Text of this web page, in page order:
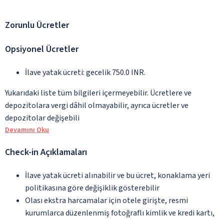
Zorunlu Ücretler
Opsiyonel Ücretler
İlave yatak ücreti: gecelik 750.0 INR.
Yukarıdaki liste tüm bilgileri içermeyebilir. Ücretlere ve
depozitolara vergi dâhil olmayabilir, ayrıca ücretler ve
depozitolar değişebili
Devamını Oku
Check-in Açıklamaları
İlave yatak ücreti alınabilir ve bu ücret, konaklama yeri
politikasına göre değişiklik gösterebilir
Olası ekstra harcamalar için otele girişte, resmi
kurumlarca düzenlenmiş fotoğraflı kimlik ve kredi kartı,